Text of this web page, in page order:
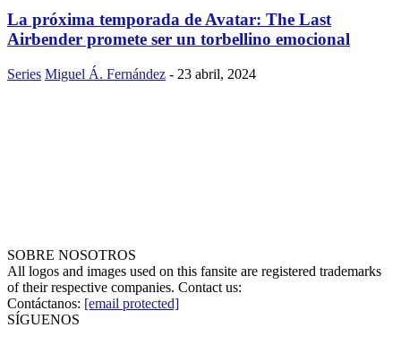
La próxima temporada de Avatar: The Last
Airbender promete ser un torbellino emocional
Series Miguel Á. Fernández - 23 abril, 2024
SOBRE NOSOTROS
All logos and images used on this fansite are registered trademarks
of their respective companies. Contact us:
Contáctanos: [email protected]
SÍGUENOS